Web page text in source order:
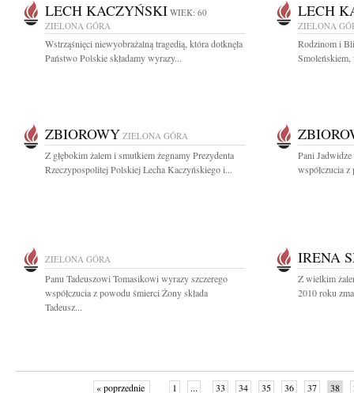
LECH KACZYŃSKI WIEK: 60
ZIELONA GÓRA
Wstrząśnięci niewyobrażalną tragedią, która dotknęła
Państwo Polskie składamy wyrazy...
LECH
ZIELONA
Rodzinom i
Smoleńskiem,
ZBIOROWY ZIELONA GÓRA
Z głębokim żalem i smutkiem żegnamy Prezydenta
Rzeczypospolitej Polskiej Lecha Kaczyńskiego i...
Pani
współczucia
ZIELONA GÓRA
Panu Tadeuszowi Tomasikowi wyrazy szczerego
współczucia z powodu śmierci Żony składa
Tadeusz...
IRENA
Z wielkim
2010 roku
« poprzednie 1 ... 33 34 35 36 37 38